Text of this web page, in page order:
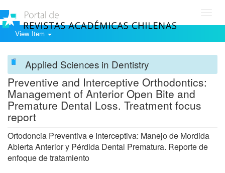
View Item
Applied Sciences in Dentistry
Preventive and Interceptive Orthodontics:
Management of Anterior Open Bite and
Premature Dental Loss. Treatment focus
report
Ortodoncia Preventiva e Interceptiva: Manejo de Mordida
Abierta Anterior y Pérdida Dental Prematura. Reporte de
enfoque de tratamiento